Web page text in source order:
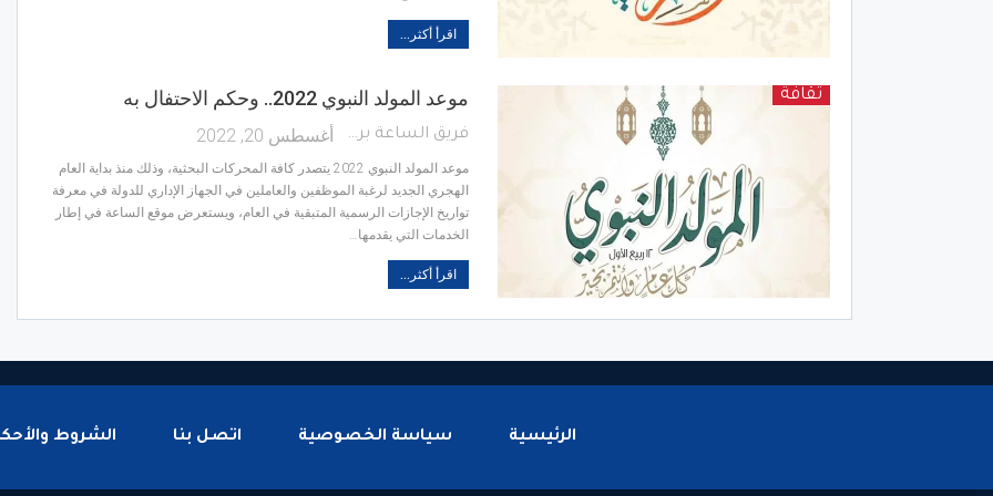
اقرأ أكثر...
ثقافة موعد المولد النبوي 2022.. وحكم الاحتفال به
فريق الساعة برس أغسطس 20, 2022
موعد المولد النبوي 2022 يتصدر كافة المحركات البحثية، وذلك منذ بداية العام
الهجري الجديد لرغبة الموظفين والعاملين في الجهاز الإداري للدولة في معرفة
تواريخ الإجازات الرسمية المتبقية في العام، ويستعرض موقع الساعة في إطار
الخدمات التي يقدمها…
اقرأ أكثر...
الرئيسية سياسة الخصوصية اتصل بنا الشروط